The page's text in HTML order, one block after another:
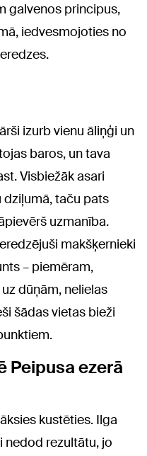
galvenos principus,
iedvesmojoties no
izurb vienu āliņģi un
baros, un tava
Visbiežāk asari
taču pats
uzmanība.
makšķernieki
– piemēram,
dūņām, nelielas
šādas vietas bieži
Peipusa ezerā
kustēties. Ilga
nedod rezultātu, jo